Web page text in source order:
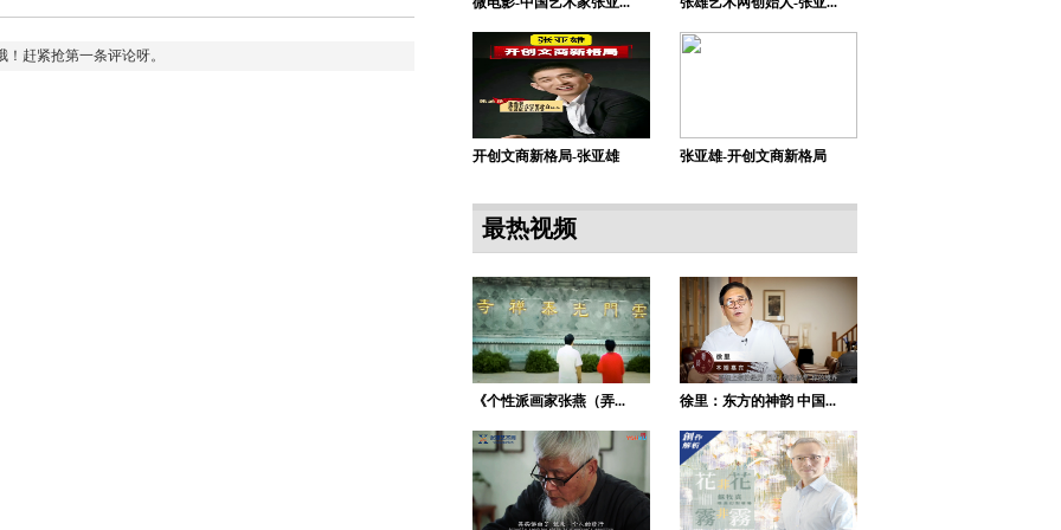
！赶紧抢第一条评论呀。
开创文商新格局-张亚雄 张亚雄-开创文商新格局
最热视频
《个性派画家张燕（弄... 徐里：东方的神韵 中国...